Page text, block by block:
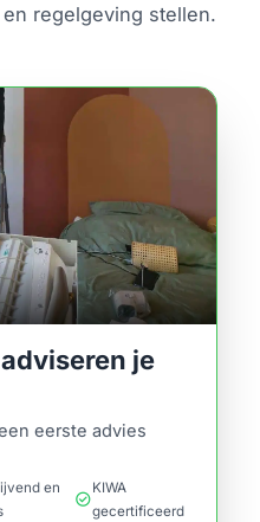
regelgeving stellen.
je
eerste advies
en
check_circle
KIWA
gecertificeerd